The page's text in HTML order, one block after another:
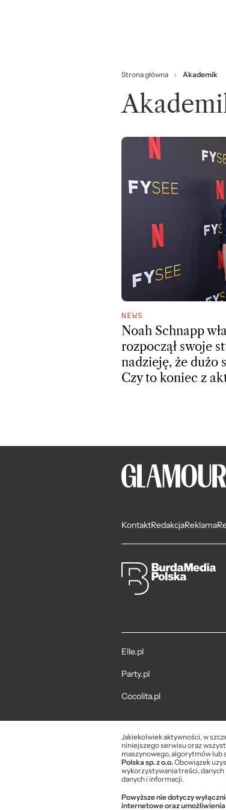
Strona główna Akademik
NEWS
Noah Schnapp
rozpoczął swoje
nadzieję, że dużo
Czy to koniec z
KontaktRedakcjaReklama
Elle.pl
Party.pl
Cocolita.pl
Jakiekolwiek aktywności, w
niniejszego serwisu oraz
maszynowego, algorytmów
Polska sp. z o.o.Obowiązek
wykorzystywania treści,
danych i informacji.
Powyższe nie dotyczy
internetowe oraz